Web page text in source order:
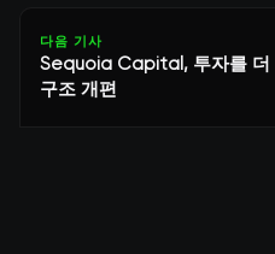
다음 기사
Sequoia Capital, 투자를 더
구조 개편